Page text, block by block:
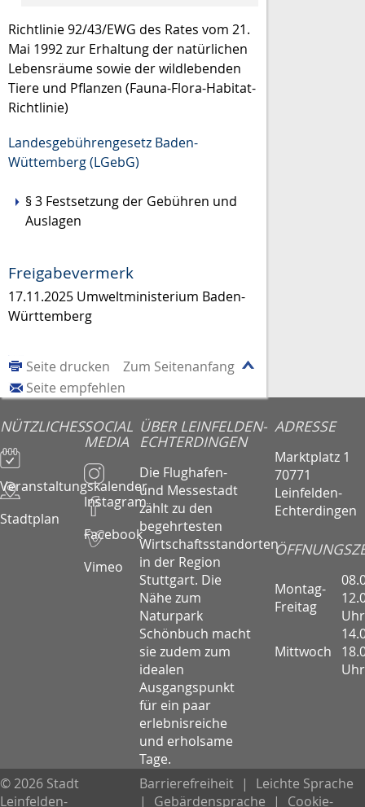
Richtlinie 92/43/EWG des Rates vom 21.
Mai 1992 zur Erhaltung der natürlichen
Lebensräume sowie der wildlebenden
Tiere und Pflanzen (Fauna-Flora-Habitat-
Richtlinie)
Landesgebührengesetz Baden-
Wüttemberg (LGebG)
§ 3 Festsetzung der Gebühren und
Auslagen
Freigabevermerk
17.11.2025 Umweltministerium Baden-
Württemberg
Zum Seitenanfang
Seite drucken
Seite empfehlen
NÜTZLICHES
Veranstaltungskalender
Stadtplan
SOCIAL
MEDIA
Instagram
Facebook
Vimeo
ÜBER LEINFELDEN-
ECHTERDINGEN
Die Flughafen-
und Messestadt
zählt zu den
begehrtesten
Wirtschaftsstandorten
in der Region
Stuttgart. Die
Nähe zum
Naturpark
Schönbuch macht
sie zudem zum
idealen
Ausgangspunkt
für ein paar
erlebnisreiche
und erholsame
Tage.
ADRESSE
Marktplatz 1
70771
Leinfelden-
Echterdingen
Montag-
Freitag
Uhr
Mittwoch
Uhr
© 2026 Stadt
Leinfelden-
Barrierefreiheit |
Leichte Sprache
|
Gebärdensprache | Cookie-